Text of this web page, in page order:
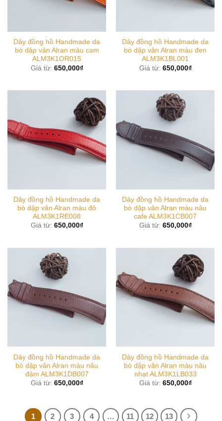
Dây đồng hồ Handmade da
bò dập vân Alran màu cam
ALM3K1OR015
Giá từ: 650,000₫
Dây đồng hồ Handmade da
bò dập vân Alran màu đen
ALM3K1BL001
Giá từ: 650,000₫
Dây đồng hồ Handmade da
bò dập vân Alran màu đỏ
ALM3K1RE008
Giá từ: 650,000₫
Dây đồng hồ Handmade da
bò dập vân Alran màu nâu
cafe ALM3K1CB007
Giá từ: 650,000₫
Dây đồng hồ Handmade da
bò dập vân Alran màu nâu
đậm ALM3K1DB007
Giá từ: 650,000₫
Dây đồng hồ Handmade da
bò dập vân Alran màu nâu
nhạt ALM3K1LB033
Giá từ: 650,000₫
1 2 3 4 … 11 12 13